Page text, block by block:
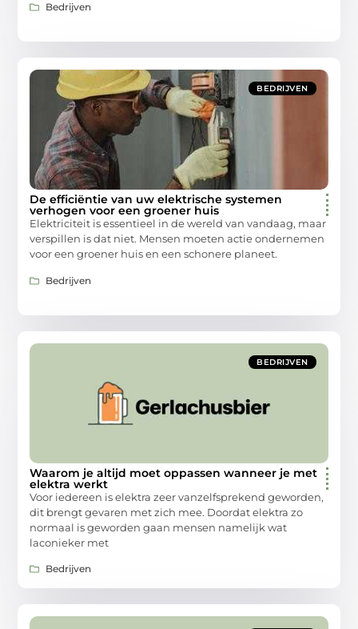
Bedrijven
BEDRIJVEN
De efficiëntie van uw elektrische systemen
verhogen voor een groener huis
Elektriciteit is essentieel in de wereld van vandaag, maar
verspillen is dat niet. Mensen moeten actie ondernemen
voor een groener huis en een schonere planeet.
Bedrijven
BEDRIJVEN
Waarom je altijd moet oppassen wanneer je met
elektra werkt
Voor iedereen is elektra zeer vanzelfsprekend geworden,
dit brengt gevaren met zich mee. Doordat elektra zo
normaal is geworden gaan mensen namelijk wat
laconieker met
Bedrijven